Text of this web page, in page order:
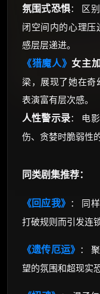
氛围式恐惧： 区
闭空间内的心理
感层层递进。
《猎魔人》女主
梁，展现了她在奇
表演富有层次感。
人性警示录： 电
伤、贪婪时脆弱性
同类剧集推荐：
《回应我》 ： 同
打破规则而引发连
《遗传厄运》 ：
望的氛围和超现实